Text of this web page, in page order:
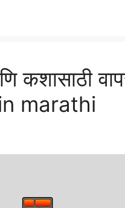
marathi